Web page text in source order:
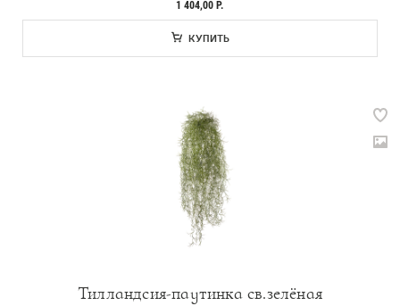
1 404,00 Р.
КУПИТЬ
Тилландсия-паутинка св.зелёная